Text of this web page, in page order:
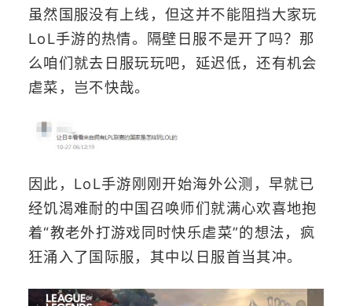
虽然国服没有上线，但这并不能阻挡大家玩
LoL手游的热情。隔壁日服不是开了吗？那
么咱们就去日服玩玩吧，延迟低，还有机会
虐菜，岂不快哉。
因此，LoL手游刚刚开始海外公测，早就已
经饥渴难耐的中国召唤师们就满心欢喜地抱
着“教老外打游戏同时快乐虐菜”的想法，疯
狂涌入了国际服，其中以日服首当其冲。